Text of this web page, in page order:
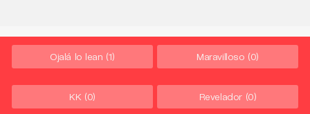
Ojalá lo lean (1) Maravilloso (0)
KK (0) Revelador (0)